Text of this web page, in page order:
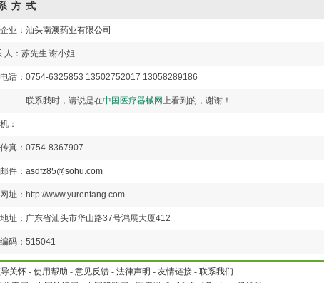
方式
业： 汕头南澳药业有限公司
人：苏先生 谢小姐
话：0754-6325853 13502752017 13058289186
联系我时，请说是在中国医疗器械网上看到的，谢谢！
：
真：0754-8367907
件： asdfz85@sohu.com
址：http://www.yurentang.com
址：广东省汕头市华山路37号鸿展大厦412
码：515041
关怀 - 使用帮助 - 意见反馈 - 法律声明 - 友情链接 - 联系我们